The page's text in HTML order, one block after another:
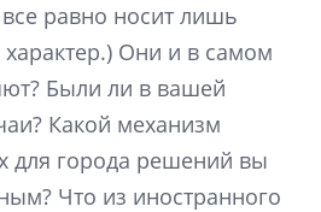
все равно носит лишь
Они и в самом
Были ли в вашей
Какой механизм
для города решений вы
Что из иностранного